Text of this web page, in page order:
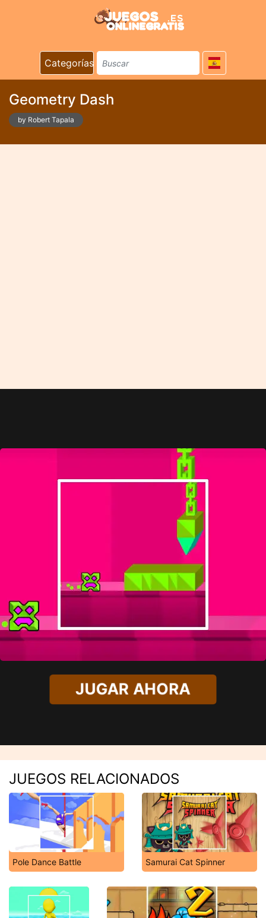
Categorías
Geometry Dash
by Robert Tapala
JUGAR AHORA
JUEGOS RELACIONADOS
Pole Dance Battle Samurai Cat Spinner